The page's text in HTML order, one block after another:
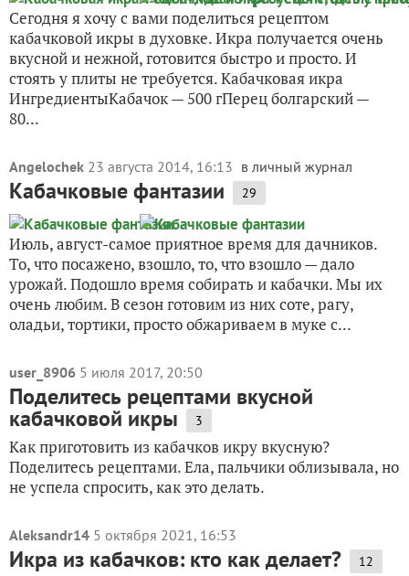
Сегодня я хочу с вами поделиться рецептом
кабачковой икры в духовке. Икра получается очень
вкусной и нежной, готовится быстро и просто. И
стоять у плиты не требуется. Кабачковая икра
ИнгредиентыКабачок — 500 гПерец болгарский —
80...
Angelochek 23 августа 2014, 16:13 в личный журнал
Кабачковые фантазии 29
Июль, август-самое приятное время для дачников.
То, что посажено, взошло, то, что взошло — дало
урожай. Подошло время собирать и кабачки. Мы их
очень любим. В сезон готовим из них соте, рагу,
оладьи, тортики, просто обжариваем в муке с...
user_8906 5 июля 2017, 20:50
Поделитесь рецептами вкусной
кабачковой икры 3
Как приготовить из кабачков икру вкусную?
Поделитесь рецептами. Ела, пальчики облизывала, но
не успела спросить, как это делать.
Aleksandr14 5 октября 2021, 16:53
Икра из кабачков: кто как делает? 12